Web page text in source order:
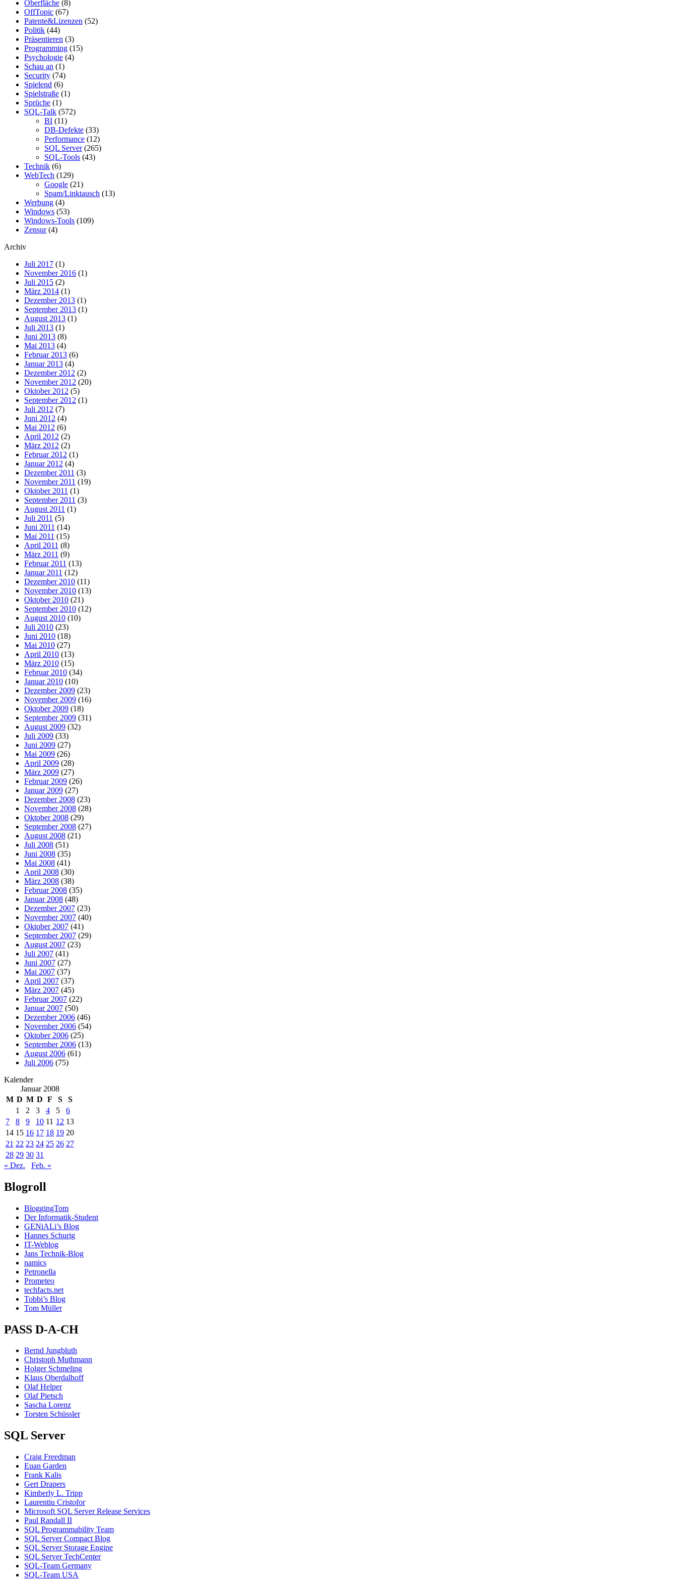
Oberfläche (8)
OffTopic (67)
Patente&Lizenzen (52)
Politik (44)
Präsentieren (3)
Programming (15)
Psychologie (4)
Schau an (1)
Security (74)
Spielend (6)
Spielstraße (1)
Sprüche (1)
SQL-Talk (572)
BI (11)
DB-Defekte (33)
Performance (12)
SQL Server(265)
SQL-Tools (43)
Technik (6)
WebTech (129)
Google (21)
Spam/Linktausch (13)
Werbung (4)
Windows (53)
Windows-Tools (109)
Zensur(4)
Archiv
Juli 2017 (1)
November 2016 (1)
Juli 2015 (2)
März 2014 (1)
Dezember 2013 (1)
September 2013 (1)
August 2013 (1)
Juli 2013 (1)
Juni 2013 (8)
Mai 2013 (4)
Februar 2013 (6)
Januar 2013 (4)
Dezember 2012 (2)
November 2012 (20)
Oktober 2012 (5)
September 2012 (1)
Juli 2012 (7)
Juni 2012 (4)
Mai 2012 (6)
April 2012 (2)
März 2012 (2)
Februar 2012 (1)
Januar 2012 (4)
Dezember 2011 (3)
November 2011 (19)
Oktober 2011 (1)
September 2011 (3)
August 2011 (1)
Juli 2011 (5)
Juni 2011 (14)
Mai 2011 (15)
April 2011 (8)
März 2011 (9)
Februar 2011 (13)
Januar 2011 (12)
Dezember 2010 (11)
November 2010 (13)
Oktober 2010 (21)
September 2010 (12)
August 2010 (10)
Juli 2010 (23)
Juni 2010 (18)
Mai 2010 (27)
April 2010 (13)
März 2010 (15)
Februar 2010 (34)
Januar 2010 (10)
Dezember 2009 (23)
November 2009 (16)
Oktober 2009 (18)
September 2009 (31)
August 2009 (32)
Juli 2009 (33)
Juni 2009 (27)
Mai 2009 (26)
April 2009 (28)
März 2009 (27)
Februar 2009 (26)
Januar 2009 (27)
Dezember 2008 (23)
November 2008 (28)
Oktober 2008 (29)
September 2008 (27)
August 2008 (21)
Juli 2008 (51)
Juni 2008 (35)
Mai 2008 (41)
April 2008 (30)
März 2008 (38)
Februar 2008 (35)
Januar 2008 (48)
Dezember 2007 (23)
November 2007 (40)
Oktober 2007 (41)
September 2007 (29)
August 2007 (23)
Juli 2007 (41)
Juni 2007 (27)
Mai 2007 (37)
April 2007 (37)
März 2007 (45)
Februar 2007 (22)
Januar 2007 (50)
Dezember 2006 (46)
November 2006 (54)
Oktober 2006 (25)
September 2006 (13)
August 2006 (61)
Juli 2006 (75)
Kalender
Januar 2008
M D M D F S
S
1
2 3 4 5
6
7
8 9 10 11 12 13
14 15 16 17 18 19 20
21 22 23 24 25 26 27
28 29 30 31
« Dez.
Feb. »
Blogroll
BloggingTom
Der Informatik-Student
GENiALi’s Blog
Hannes Schurig
IT-Weblog
Jans Technik-Blog
namics
Petronella
Prometeo
techfacts.net
Tobbi’s Blog
Tom Müller
PASS D-A-CH
Bernd Jungbluth
Christoph Muthmann
Holger Schmeling
Klaus Oberdalhoff
Olaf Helper
Olaf Pietsch
Sascha Lorenz
Torsten Schüssler
SQL Server
Craig Freedman
Euan Garden
Frank Kalis
Gert Drapers
Kimberly L. Tripp
Laurentiu Cristofor
Microsoft SQL Server Release Services
Paul Randall II
SQL Programmability Team
SQL Server Compact Blog
SQL Server Storage Engine
SQL Server TechCenter
SQL-Team Germany
SQL-Team USA